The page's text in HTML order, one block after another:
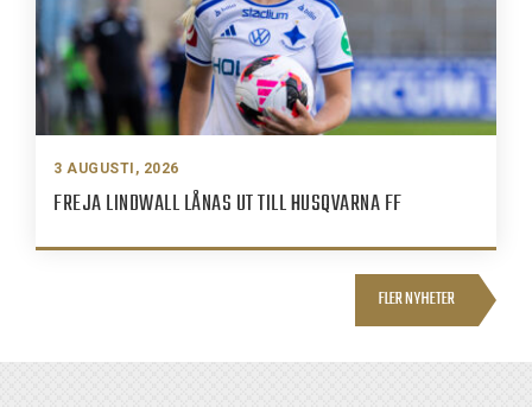
3 AUGUSTI, 2026
FREJA LINDWALL LÅNAS UT TILL HUSQVARNA FF
FLER NYHETER